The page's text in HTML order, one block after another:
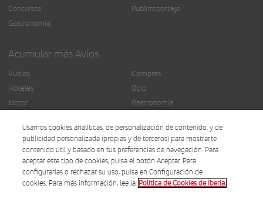
Concursos
Gastronomía
Publirreportaje
Acumular más Avios
Vuelos
Hoteles
Motor
Finanzas
Compras
Ocio
Gastronomía
Usamos cookies analíticas, de personalización de contenido, y de
publicidad personalizada (propias y de terceros) para mostrarte
contenido útil y basado en tus preferencias de navegación. Para
aceptar este tipo de cookies, pulsa el botón Aceptar. Para
configurarlas o rechazar su uso, pulsa en Configuración de
cookies. Para más información, lee la Política de Cookies de Iberia.